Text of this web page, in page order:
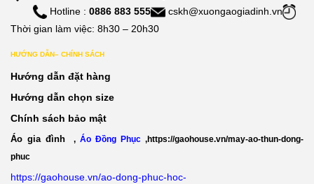
Hotline : 0886 883 555
cskh@xuongaogiadinh.vn
Thời gian làm việc: 8h30 – 20h30
HƯỚNG DẪN– CHÍNH SÁCH
Hướng dẫn đặt hàng
Hướng dẫn chọn size
Chính sách bảo mật
Áo gia đình , Áo Đồng Phục ,https://gaohouse.vn/may-ao-thun-dong-
phuc
https://gaohouse.vn/ao-dong-phuc-hoc-